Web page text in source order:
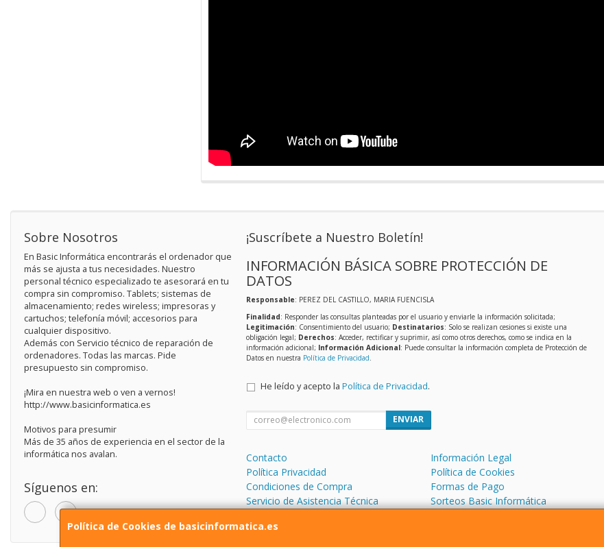
Política de Cookies de basicinformatica.es
Sobre Nosotros
En Basic Informática encontrarás el ordenador que
más se ajusta a tus necesidades. Nuestro
personal técnico especializado te asesorará en tu
compra sin compromiso. Tablets; sistemas de
almacenamiento; redes wireless; impresoras y
cartuchos; telefonía móvil; accesorios para
cualquier dispositivo.
Además con Servicio técnico de reparación de
ordenadores. Todas las marcas. Pide
presupuesto sin compromiso.
¡Mira en nuestra web o ven a vernos!
http://www.basicinformatica.es
Motivos para presumir
Más de 35 años de experiencia en el sector de la
informática nos avalan.
Síguenos en:
¡Suscríbete a Nuestro Boletín!
INFORMACIÓN BÁSICA SOBRE PROTECCIÓN DE
DATOS
Responsable: PEREZ DEL CASTILLO, MARIA FUENCISLA
Finalidad: Responder las consultas planteadas por el usuario y enviarle la información solicitada;
Legitimación: Consentimiento del usuario; Destinatarios: Solo se realizan cesiones si existe una
obligación legal; Derechos: Acceder, rectificar y suprimir, así como otros derechos, como se indica en la
información adicional; Información Adicional: Puede consultar la información completa de Protección de
Datos en nuestra Política de Privacidad
He leído y acepto la Política de Privacidad.
ENVIAR
Contacto
Información Legal
Política Privacidad
Política de Cookies
Condiciones de Compra
Formas de Pago
Servicio de Asistencia Técnica
Sorteos Basic Informática